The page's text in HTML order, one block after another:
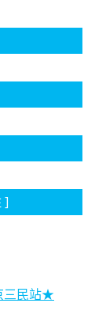
]
三民站★